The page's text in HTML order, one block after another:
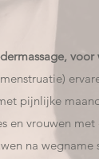
voor
pijnlijke
en vrouwen
na wegname